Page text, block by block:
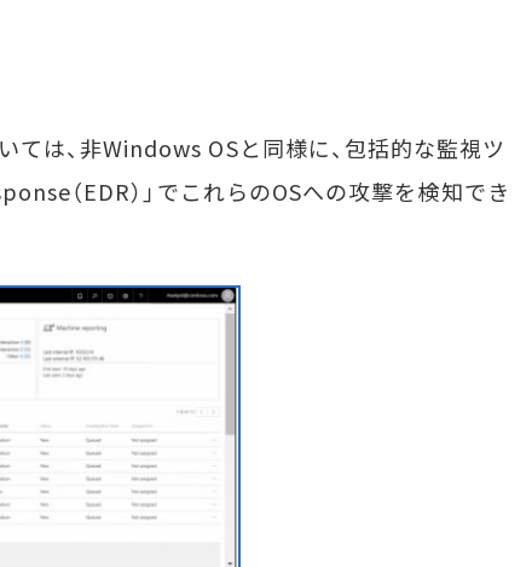
は、非Windows OSと同様に、包括的な監視ツ
（EDR）」でこれらのOSへの攻撃を検知でき